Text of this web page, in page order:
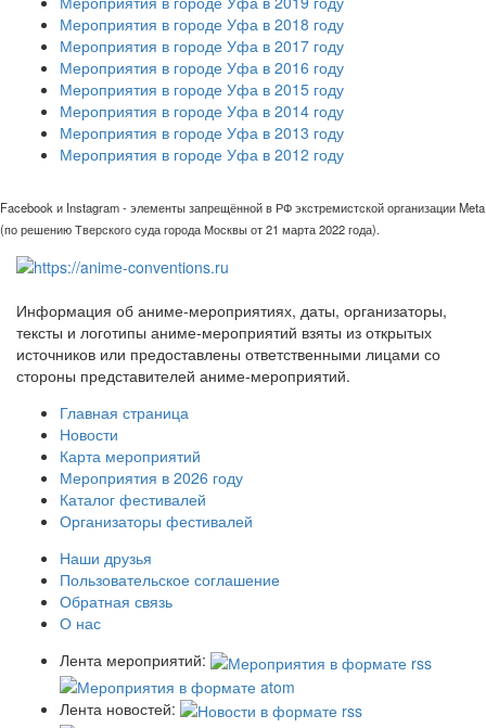
Мероприятия в городе Уфа в 2018 году
Мероприятия в городе Уфа в 2017 году
Мероприятия в городе Уфа в 2016 году
Мероприятия в городе Уфа в 2015 году
Мероприятия в городе Уфа в 2014 году
Мероприятия в городе Уфа в 2013 году
Мероприятия в городе Уфа в 2012 году
Facebook и Instagram - элементы запрещённой в РФ экстремистской организации Meta
(по решению Тверского суда города Москвы от 21 марта 2022 года).
Информация об аниме-мероприятиях, даты, организаторы,
тексты и логотипы аниме-мероприятий взяты из открытых
источников или предоставлены ответственными лицами со
стороны представителей аниме-мероприятий.
Главная страница
Новости
Карта мероприятий
Мероприятия в 2026 году
Каталог фестивалей
Организаторы фестивалей
Наши друзья
Пользовательское соглашение
Обратная связь
О нас
Лента мероприятий:
Лента новостей: